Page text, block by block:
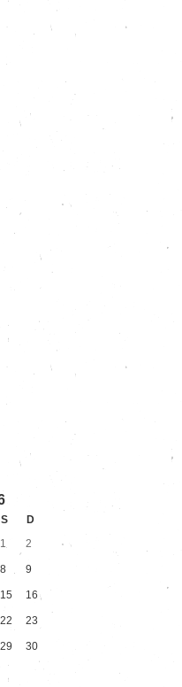
S
D
1
2
8 9
15 16
22 23
29 30